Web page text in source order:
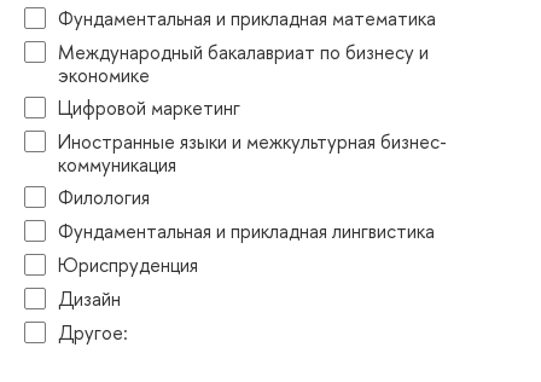
Фундаментальная и прикладная математика
Международный бакалавриат по бизнесу и
экономике
Цифровой маркетин
Иностранные языки и межкультурная бизнес-
коммуникация
Филология
Фундаментальная и прикладная лингвистика
Юриспруденция
Дизайн
Другое: